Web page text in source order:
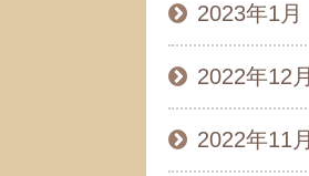
2023年1月
2022年12月
2022年11月